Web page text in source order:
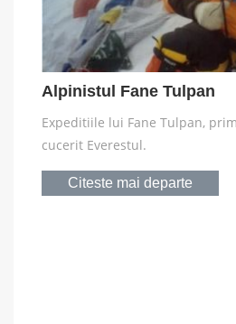
Alpinistul Fane Tulpan
Expeditiile lui Fane Tulpan,
cucerit Everestul.
Citeste mai departe